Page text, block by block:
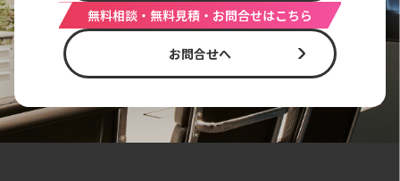
無料相談・無料見積・お問合せはこちら
お問合せへ